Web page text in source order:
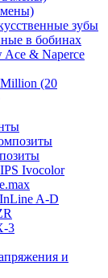
зубы
в бобинах
Ace & Naperce
(20
Ivocolor
A-D
3